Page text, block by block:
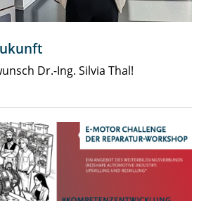
Dr.-Ing. Silvia Thal!